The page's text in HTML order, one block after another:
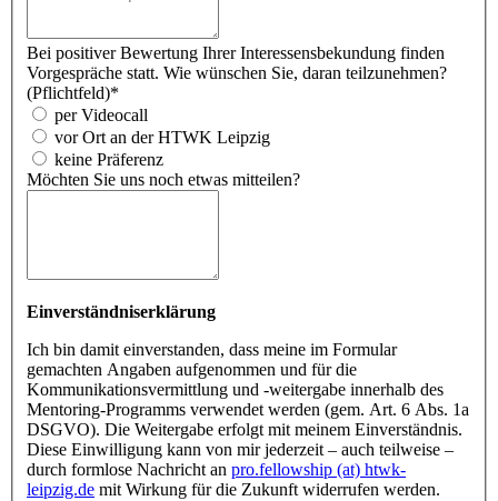
Bei positiver Bewertung Ihrer Interessensbekundung finden
Vorgespräche statt. Wie wünschen Sie, daran teilzunehmen?
(Pflichtfeld)*
per Videocall
vor Ort an der HTWK Leipzig
keine Präferenz
Möchten Sie uns noch etwas mitteilen?
Einverständniserklärung
Ich bin damit einverstanden, dass meine im Formular
gemachten Angaben aufgenommen und für die
Kommunikationsvermittlung und -weitergabe innerhalb des
Mentoring-Programms verwendet werden (gem. Art. 6 Abs. 1a
DSGVO). Die Weitergabe erfolgt mit meinem Einverständnis.
Diese Einwilligung kann von mir jederzeit – auch teilweise –
durch formlose Nachricht an pro.fellowship (at) htwk-
leipzig.de mit Wirkung für die Zukunft widerrufen werden.